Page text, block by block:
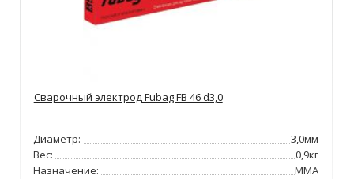
Сварочный электрод Fubag FB 46 d3,0
Диаметр:
3,0мм
Вес:
0,9кг
Назначение:
ММА